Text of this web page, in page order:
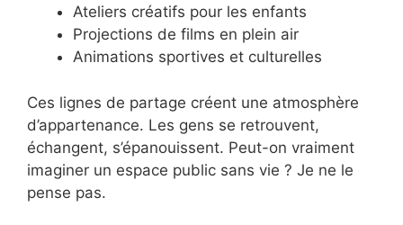
Ateliers créatifs pour les enfants
Projections de films en plein air
Animations sportives et culturelles
Ces lignes de partage créent une atmosphère
d’appartenance. Les gens se retrouvent,
échangent, s’épanouissent. Peut-on vraiment
imaginer un espace public sans vie ? Je ne le
pense pas.